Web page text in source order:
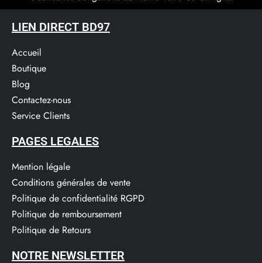
LIEN DIRECT BD97
Accueil
Boutique
Blog
Contactez-nous
Service Clients​
PAGES LEGALES
Mention légale
Conditions générales de vente
Politique de confidentialité RGPD
Politique de remboursement
Politique de Retours
NOTRE NEWSLETTER